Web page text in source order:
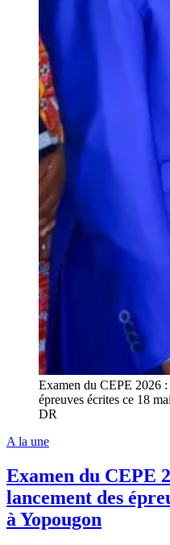
Examen du CEPE 2026
épreuves écrites ce 18
DR
A la une
Examen du CEPE
lancement des
à Yopougon